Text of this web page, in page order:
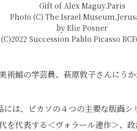
Gift of Alex Maguy,Paris
Photo (C) The Israel
by Elie Posner
(C)2022 Succession Pablo Picasso
館の学芸員、萩原敦子さんにうか
には、ピカソの４つの主要な版画
を代表する＜ヴォラール連作＞、